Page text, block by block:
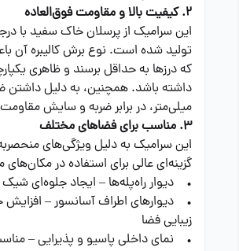
2. کیفیت بالا و مقاومت فوق‌العاده
این سرامیک از پرسلان خاک سفید با
تولید شده است. نوع برش کالیبره آن
که درزها به حداقل برسند و ظاهری
میلی‌متر، در برابر ضربه و سایش مقاومت
3. مناسب برای فضاهای مختلف
این سرامیک به دلیل ویژگی‌های
گزینه‌ای عالی برای استفاده در
• دیوار راه‌پله‌ها – ایجاد جلوه‌ای
• دیوارهای اطراف آسانسور – افزایش
زیبایی فضا
• نمای داخلی پاسیو و پذیرایی –